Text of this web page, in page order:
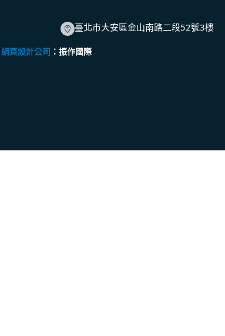
臺北市大安區金山南路二段52號3樓
網頁設計公司 ：振作國際